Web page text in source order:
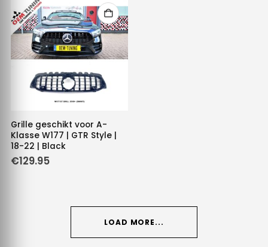
Grille geschikt voor A-
Klasse W177 | GTR Style |
18-22 | Black
€129.95
LOAD MORE...